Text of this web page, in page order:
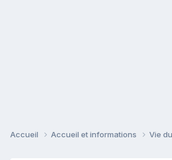
Accueil Accueil et informations Vie